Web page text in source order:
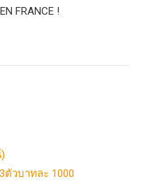
FRANCE !
ตัวบาทละ 1000